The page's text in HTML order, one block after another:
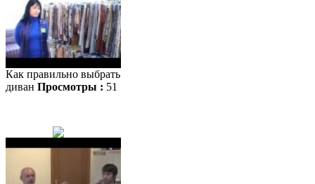
Как правильно выбрать
диван Просмотры : 51